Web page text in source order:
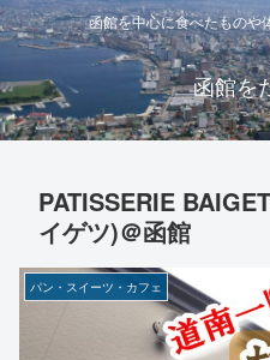
函館を中心に食べたものや
函館を
PATISSERIE
イゲツ)＠函館
パン・スイーツ・カフェ